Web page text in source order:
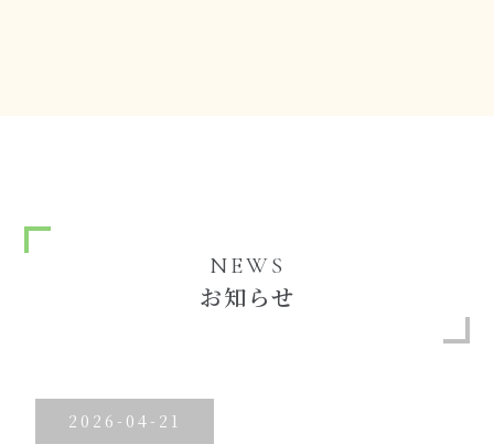
NEWS
お知らせ
2026-04-21